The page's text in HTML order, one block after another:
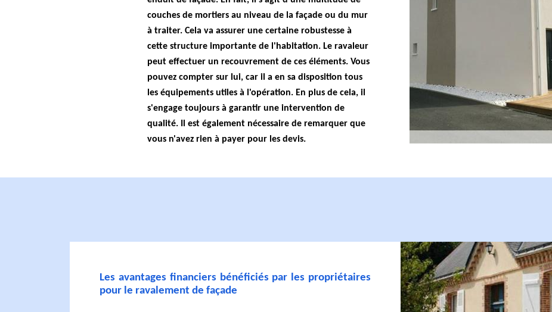
couches de mortiers au niveau de la façade ou du mur
à traiter. Cela va assurer une certaine robustesse à
cette structure importante de l'habitation. Le ravaleur
peut effectuer un recouvrement de ces éléments. Vous
pouvez compter sur lui, car il a en sa disposition tous
les équipements utiles à l'opération. En plus de cela, il
s'engage toujours à garantir une intervention de
qualité. Il est également nécessaire de remarquer que
vous n'avez rien à payer pour les devis.
Les avantages financiers bénéficiés par les propriétaires
pour le ravalement de façade